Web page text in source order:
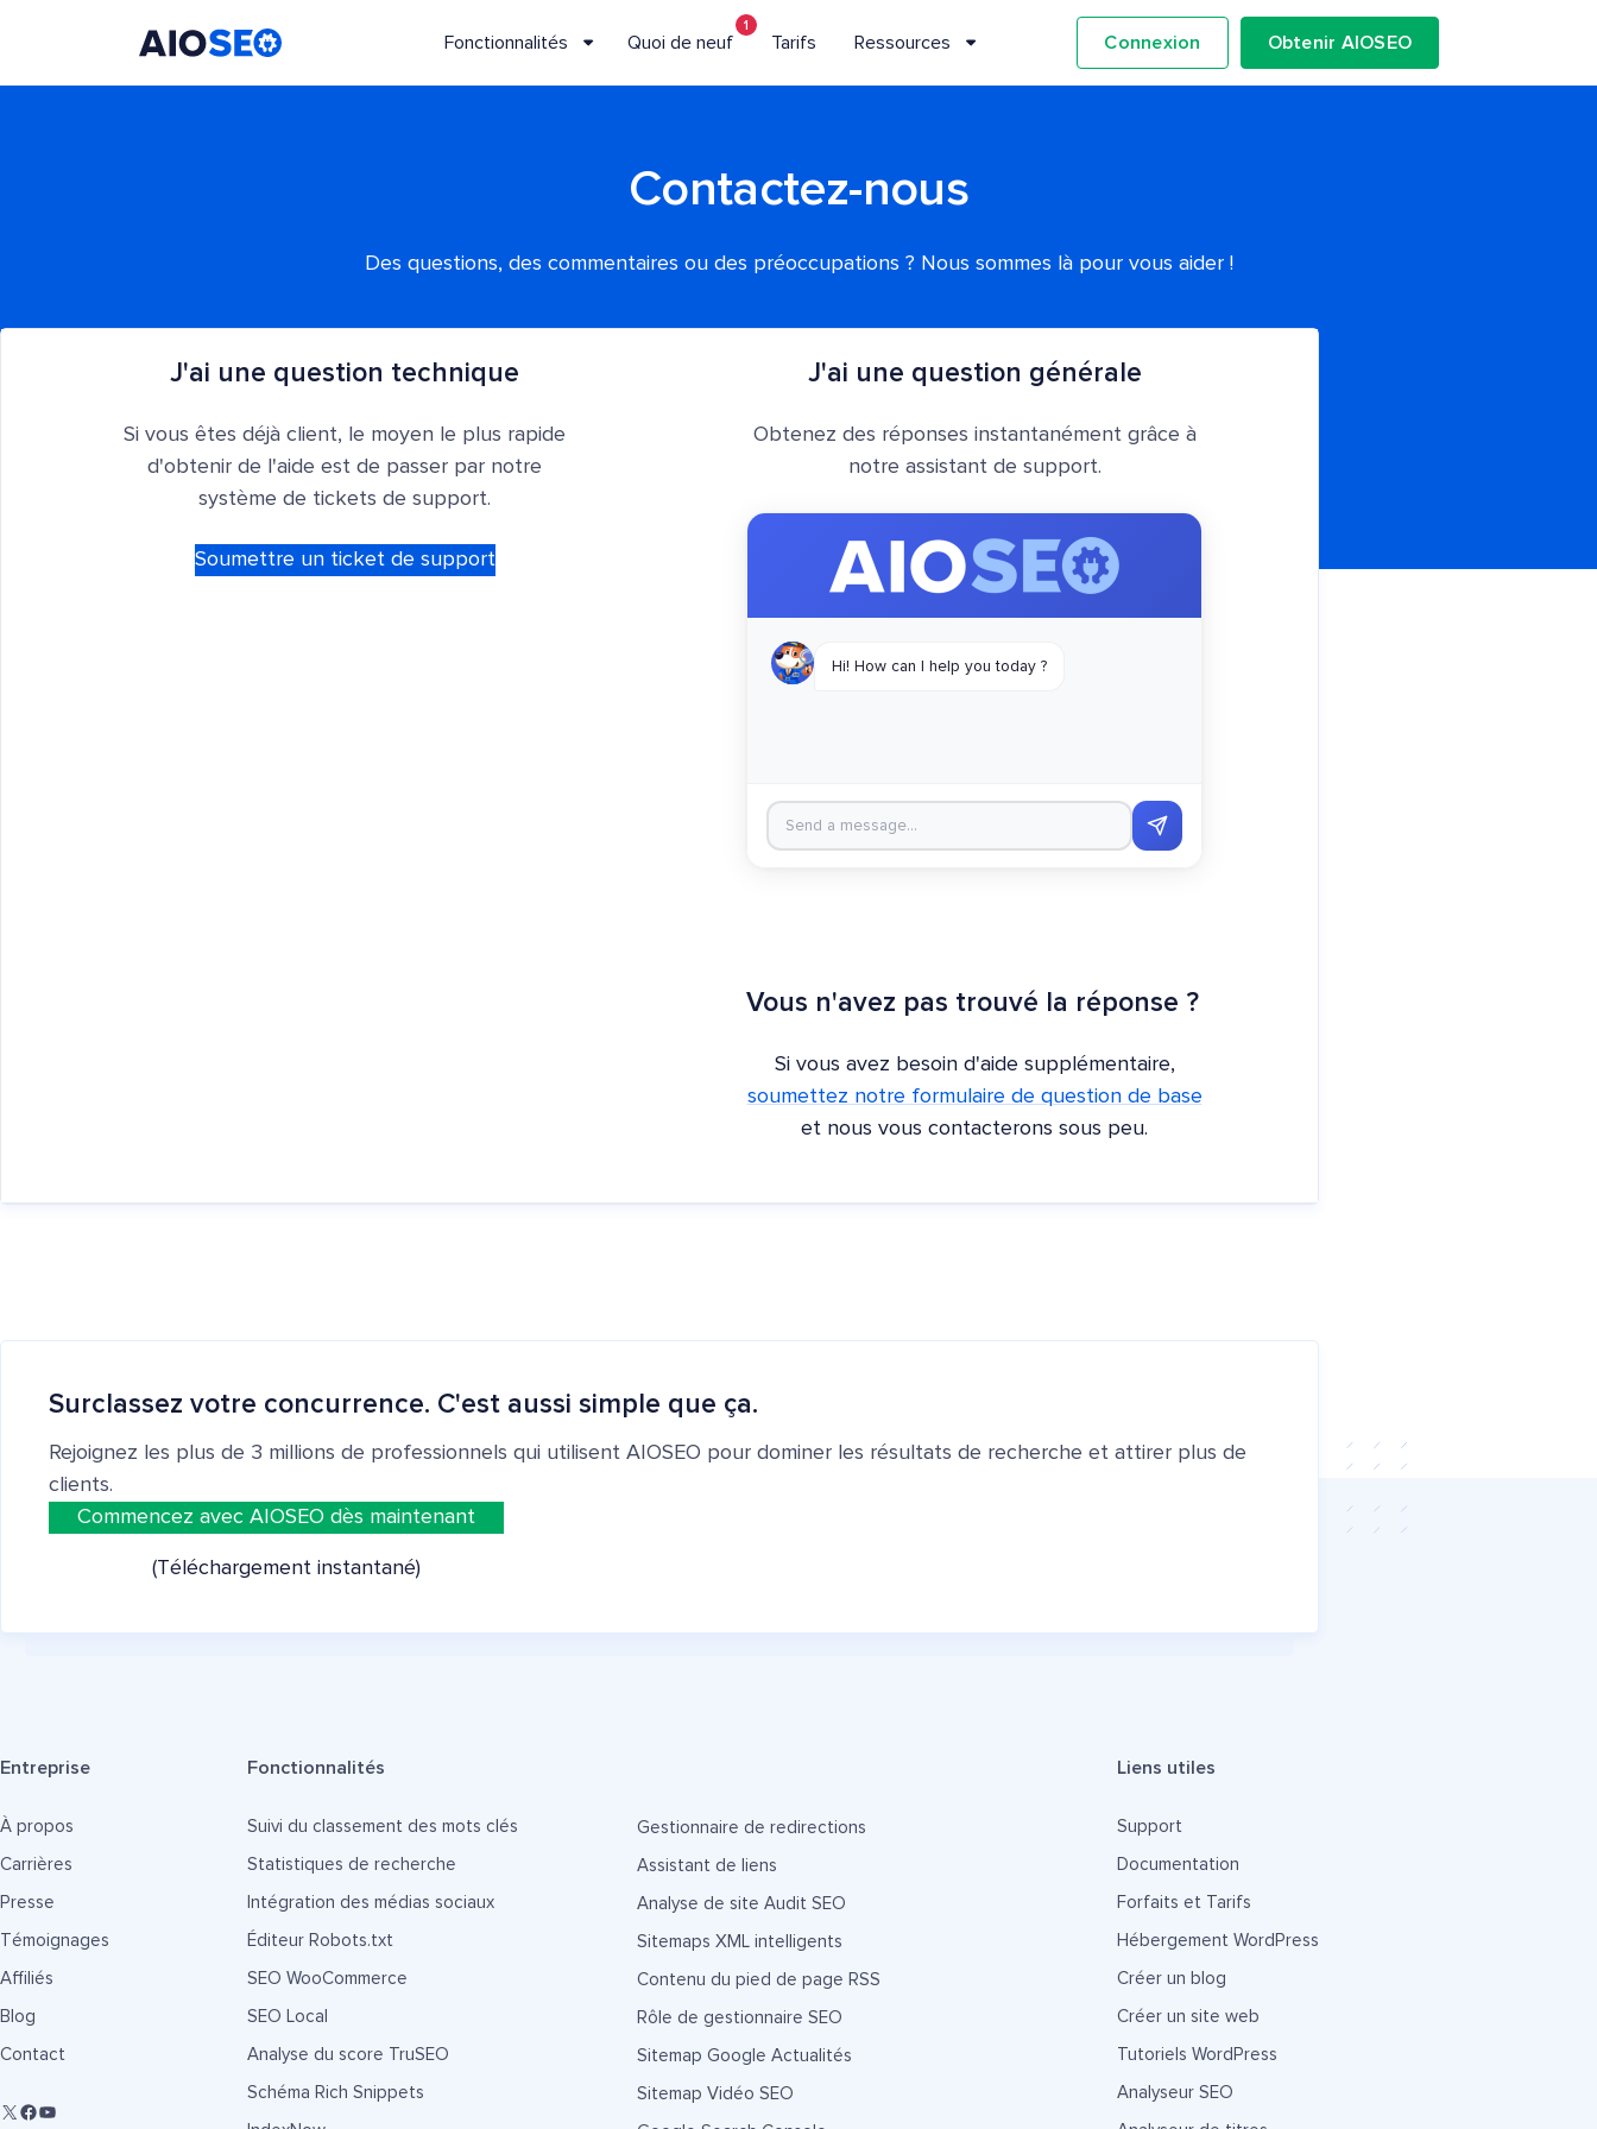
Fonctionnalités Quoi de neuf
1
Tarifs Ressources Connexion Obtenir AIOSEO
Contactez-nous
Des questions, des commentaires ou des préoccupations ? Nous sommes là pour vous aider !
J'ai une question technique
Si vous êtes déjà client, le moyen le plus rapide
d'obtenir de l'aide est de passer par notre
système de tickets de support.
Soumettre un ticket de support
J'ai une question générale
Obtenez des réponses instantanément grâce à
notre assistant de support.
Vous n'avez pas trouvé la réponse ?
Si vous avez besoin d'aide supplémentaire,
soumettez notre formulaire de question de base
et nous vous contacterons sous peu.
Surclassez votre concurrence. C'est aussi simple que ça.
Rejoignez les plus de 3 millions de professionnels qui utilisent AIOSEO pour dominer les résultats de recherche et attirer plus de
clients.
Commencez avec AIOSEO dès maintenant
(Téléchargement instantané)
Entreprise
À propos
Carrières
Presse
Témoignages
Affiliés
Blog
Contact
Fonctionnalités
Suivi du classement des mots clés
Statistiques de recherche
Intégration des médias sociaux
Éditeur Robots.txt
SEO WooCommerce
SEO Local
Analyse du score TruSEO
Schéma Rich Snippets
Gestionnaire de redirections
Assistant de liens
Analyse de site Audit SEO
Sitemaps XML intelligents
Contenu du pied de page RSS
Rôle de gestionnaire SEO
Sitemap Google Actualités
Sitemap Vidéo SEO
Liens utiles
Support
Documentation
Forfaits et Tarifs
Hébergement WordPress
Créer un blog
Créer un site web
Tutoriels WordPress
Analyseur SEO